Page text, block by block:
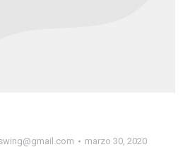
marzo 30, 2020